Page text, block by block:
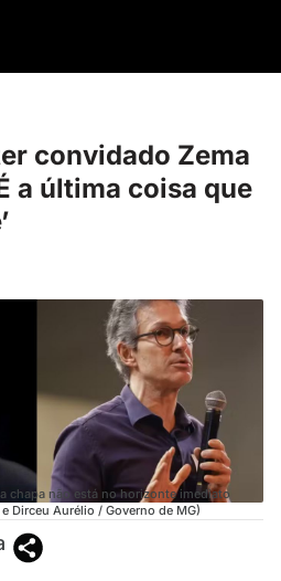
convidado Zema
a última coisa que
chapa não está no horizonte imediato
Dirceu Aurélio / Governo de MG)